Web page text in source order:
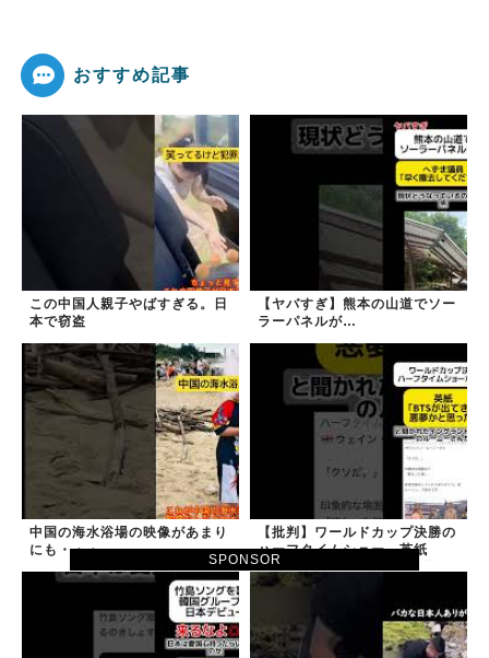
SPONSOR
おすすめ記事
この中国人親子やばすぎる。日
本で窃盗
【ヤバすぎ】熊本の山道でソー
ラーパネルが…
中国の海水浴場の映像があまり
にも・・・
【批判】ワールドカップ決勝の
ハーフタイムショー、英紙
｢BTSが出てきて悪夢かと思っ
た｣